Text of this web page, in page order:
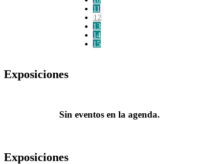
11
12
13
14
15
Exposiciones
Sin eventos en la agenda.
Exposiciones